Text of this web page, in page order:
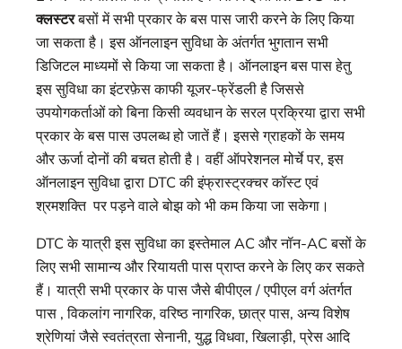
क्लस्टरबसों में सभी प्रकार के बस पास जारी करने के लिए किया
जा सकता है। इस ऑनलाइन सुविधा के अंतर्गत भुगतान सभी
डिजिटल माध्यमों से किया जा सकता है। ऑनलाइन बस पास हेतु
इस सुविधा का इंटरफ़ेस काफी यूजर-फ्रेंडली है जिससे
उपयोगकर्ताओं को बिना किसी व्यवधान के सरल प्रक्रिया द्वारा सभी
प्रकार के बस पास उपलब्ध हो जातें हैं। इससे ग्राहकों के समय
और ऊर्जा दोनों की बचत होती है। वहीं ऑपरेशनल मोर्चे पर, इस
ऑनलाइन सुविधा द्वारा DTC की इंफ्रास्ट्रक्चर कॉस्ट एवं
श्रमशक्ति पर पड़ने वाले बोझ को भी कम किया जा सकेगा।
DTC के यात्री इस सुविधा का इस्तेमाल AC और नॉन-AC बसों के
लिए सभी सामान्य और रियायती पास प्राप्त करने के लिए कर सकते
हैं। यात्री सभी प्रकार के पास जैसे बीपीएल / एपीएल वर्ग अंतर्गत
पास , विकलांग नागरिक, वरिष्ठ नागरिक, छात्र पास, अन्य विशेष
श्रेणियां जैसे स्वतंत्रता सेनानी, युद्ध विधवा, खिलाड़ी, प्रेस आदि